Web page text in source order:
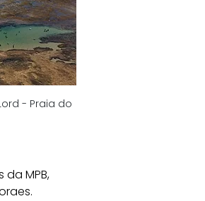
- Praia do
MPB,